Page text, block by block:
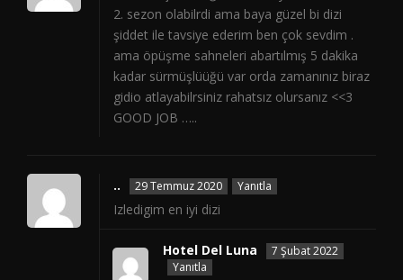
2. sezon olabilrdi ama baya güzel bi dizi
şiddet ile tavsiye ederim ben çok sevdim .
ama öpüşme sahneleri abartılmış 5 dakika
kadar sürmüşlüüğü var orda zamanınız biraz
gidio atlayabilrsiniz rahatsız olursanız <<3
GOOD JOB …..
.. 29 Temmuz 2020 Yanıtla
Izledigim en iyi dizi
Hotel Del Luna
7 Şubat 2022
Yanıtla